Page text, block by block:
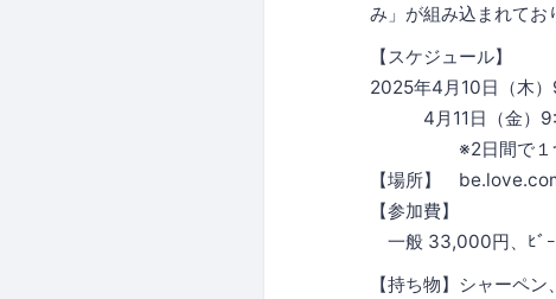
み」が組み込まれてお
【スケジュール】
2025年4月10日（木
4月11日（金）
※2日間で１つの
【場所】
【参加費】
一般 33,000円、ﾋﾞｰ
【持ち物】シャーペ